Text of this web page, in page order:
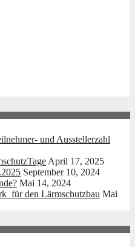
und Ausstellerzahl
April 17, 2025
September 10, 2024
Mai 14, 2024
für den Lärmschutzbau Mai